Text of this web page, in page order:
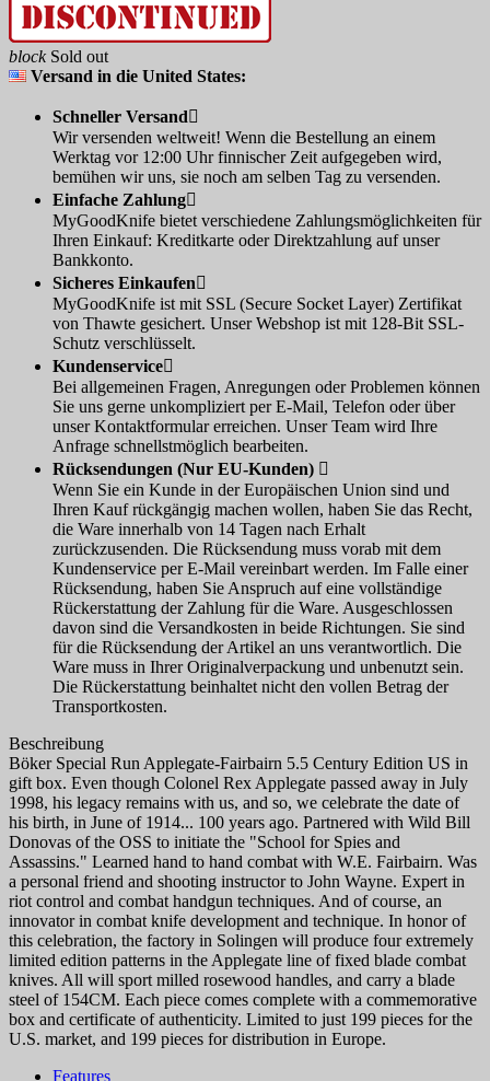
blockSold out
Versand in die United States:
Schneller Versand
Wir versenden weltweit! Wenn die Bestellung an einem
Werktag vor 12:00 Uhr finnischer Zeit aufgegeben wird,
bemühen wir uns, sie noch am selben Tag zu versenden.
Einfache Zahlung
MyGoodKnife bietet verschiedene Zahlungsmöglichkeiten für
Ihren Einkauf: Kreditkarte oder Direktzahlung auf unser
Bankkonto.
Sicheres Einkaufen
MyGoodKnife ist mit SSL (Secure Socket Layer) Zertifikat
von Thawte gesichert. Unser Webshop ist mit 128-Bit SSL-
Schutz verschlüsselt.
Kundenservice
Bei allgemeinen Fragen, Anregungen oder Problemen können
Sie uns gerne unkompliziert per E-Mail, Telefon oder über
unser Kontaktformular erreichen. Unser Team wird Ihre
Anfrage schnellstmöglich bearbeiten.
Rücksendungen (Nur EU-Kunden) 
Wenn Sie ein Kunde in der Europäischen Union sind und
Ihren Kauf rückgängig machen wollen, haben Sie das Recht,
die Ware innerhalb von 14 Tagen nach Erhalt
zurückzusenden. Die Rücksendung muss vorab mit dem
Kundenservice per E-Mail vereinbart werden. Im Falle einer
Rücksendung, haben Sie Anspruch auf eine vollständige
Rückerstattung der Zahlung für die Ware. Ausgeschlossen
davon sind die Versandkosten in beide Richtungen. Sie sind
für die Rücksendung der Artikel an uns verantwortlich. Die
Ware muss in Ihrer Originalverpackung und unbenutzt sein.
Die Rückerstattung beinhaltet nicht den vollen Betrag der
Transportkosten.
Beschreibung
Böker Special Run Applegate-Fairbairn 5.5 Century Edition US in
gift box. Even though Colonel Rex Applegate passed away in July
1998, his legacy remains with us, and so, we celebrate the date of
his birth, in June of 1914... 100 years ago. Partnered with Wild Bill
Donovas of the OSS to initiate the "School for Spies and
Assassins." Learned hand to hand combat with W.E. Fairbairn. Was
a personal friend and shooting instructor to John Wayne. Expert in
riot control and combat handgun techniques. And of course, an
innovator in combat knife development and technique. In honor of
this celebration, the factory in Solingen will produce four extremely
limited edition patterns in the Applegate line of fixed blade combat
knives. All will sport milled rosewood handles, and carry a blade
steel of 154CM. Each piece comes complete with a commemorative
box and certificate of authenticity. Limited to just 199 pieces for the
U.S. market, and 199 pieces for distribution in Europe.
Features